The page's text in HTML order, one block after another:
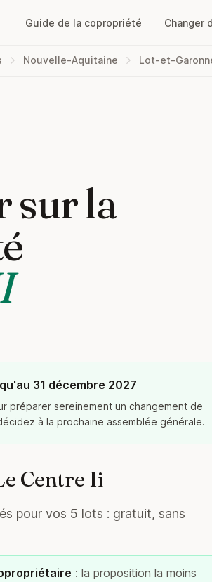
Guide de la copropriété Changer
Nouvelle-Aquitaine Lot-et-
sur la
31 décembre 2027
préparer sereinement un changement de
à la prochaine assemblée générale.
Centre Ii
pour vos 5 lots : gratuit, sans
: la proposition la moins